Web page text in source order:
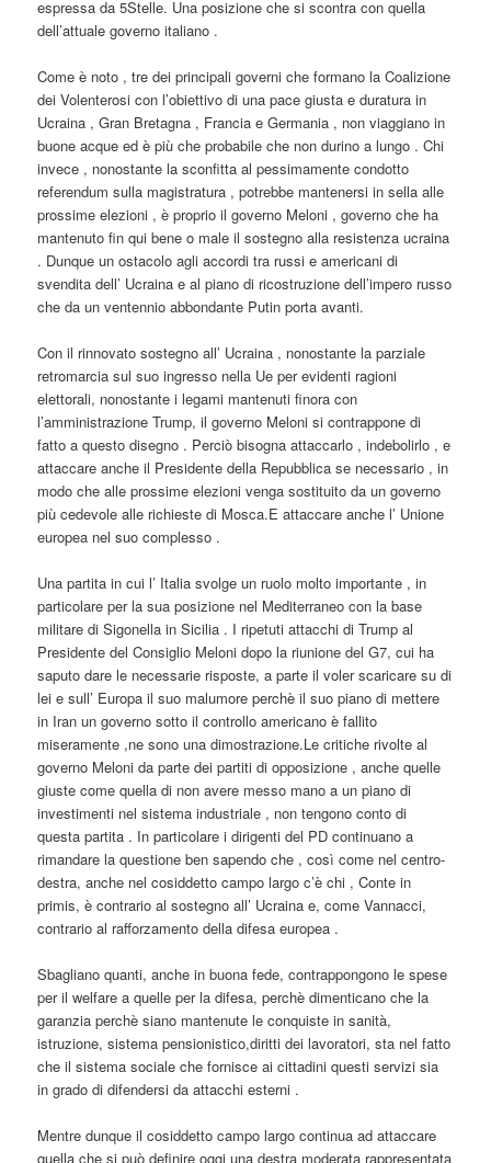
espressa da 5Stelle. Una posizione che si scontra con quella
dell’attuale governo italiano .
Come è noto , tre dei principali governi che formano la Coalizione
dei Volenterosi con l’obiettivo di una pace giusta e duratura in
Ucraina , Gran Bretagna , Francia e Germania , non viaggiano in
buone acque ed è più che probabile che non durino a lungo . Chi
invece , nonostante la sconfitta al pessimamente condotto
referendum sulla magistratura , potrebbe mantenersi in sella alle
prossime elezioni , è proprio il governo Meloni , governo che ha
mantenuto fin qui bene o male il sostegno alla resistenza ucraina
. Dunque un ostacolo agli accordi tra russi e americani di
svendita dell’ Ucraina e al piano di ricostruzione dell’impero russo
che da un ventennio abbondante Putin porta avanti.
Con il rinnovato sostegno all’ Ucraina , nonostante la parziale
retromarcia sul suo ingresso nella Ue per evidenti ragioni
elettorali, nonostante i legami mantenuti finora con
l’amministrazione Trump, il governo Meloni si contrappone di
fatto a questo disegno . Perciò bisogna attaccarlo , indebolirlo , e
attaccare anche il Presidente della Repubblica se necessario , in
modo che alle prossime elezioni venga sostituito da un governo
più cedevole alle richieste di Mosca.E attaccare anche l’ Unione
europea nel suo complesso .
Una partita in cui l’ Italia svolge un ruolo molto importante , in
particolare per la sua posizione nel Mediterraneo con la base
militare di Sigonella in Sicilia . I ripetuti attacchi di Trump al
Presidente del Consiglio Meloni dopo la riunione del G7, cui ha
saputo dare le necessarie risposte, a parte il voler scaricare su di
lei e sull’ Europa il suo malumore perchè il suo piano di mettere
in Iran un governo sotto il controllo americano è fallito
miseramente ,ne sono una dimostrazione.Le critiche rivolte al
governo Meloni da parte dei partiti di opposizione , anche quelle
giuste come quella di non avere messo mano a un piano di
investimenti nel sistema industriale , non tengono conto di
questa partita . In particolare i dirigenti del PD continuano a
rimandare la questione ben sapendo che , così come nel centro-
destra, anche nel cosiddetto campo largo c’è chi , Conte in
primis, è contrario al sostegno all’ Ucraina e, come Vannacci,
contrario al rafforzamento della difesa europea .
Sbagliano quanti, anche in buona fede, contrappongono le spese
per il welfare a quelle per la difesa, perchè dimenticano che la
garanzia perchè siano mantenute le conquiste in sanità,
istruzione, sistema pensionistico,diritti dei lavoratori, sta nel fatto
che il sistema sociale che fornisce ai cittadini questi servizi sia
in grado di difendersi da attacchi esterni .
Mentre dunque il cosiddetto campo largo continua ad attaccare
quella che si può definire oggi una destra moderata rappresentata